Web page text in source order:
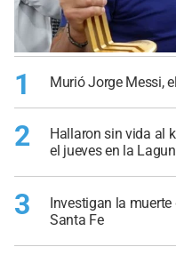
1 Murió Jorge Messi,
2
Hallaron sin vida al
el jueves en la
3
Investigan la
Santa Fe